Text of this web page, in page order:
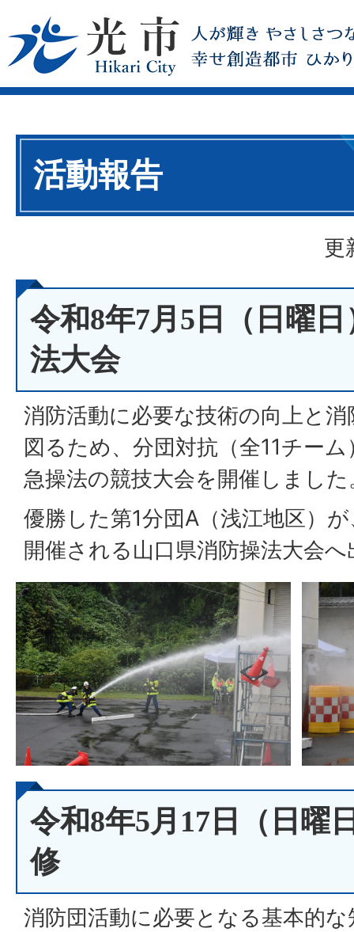
活動報告
更
令和8年7月5日（日曜
法大会
消防活動に必要な技術の向上と
図るため、分団対抗（全11チー
急操法の競技大会を開催しました
優勝した第1分団A（浅江地区）
開催される山口県消防操法大会
令和8年5月17日（日曜
修
消防団活動に必要となる基本的